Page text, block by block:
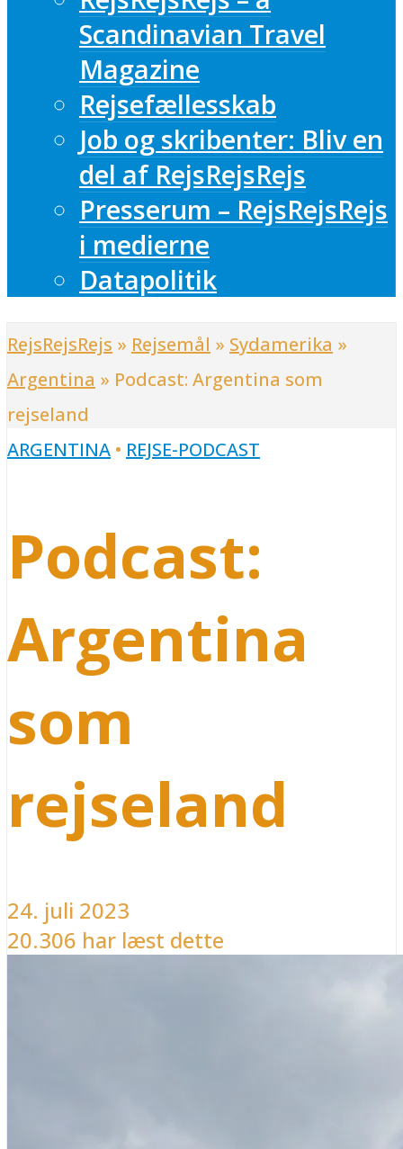
Scandinavian Travel
Magazine
Rejsefællesskab
Job og skribenter: Bliv en
del af RejsRejsRejs
Presserum – RejsRejsRejs
i medierne
Datapolitik
RejsRejsRejs » Rejsemål » Sydamerika »
Argentina » Podcast: Argentina som
rejseland
ARGENTINA • REJSE-PODCAST
Podcast:
Argentina
som
rejseland
24. juli 2023
20.306 har læst dette